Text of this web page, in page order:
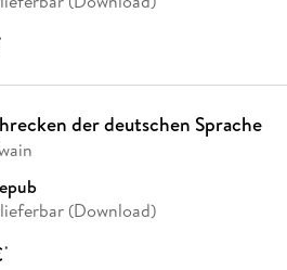
der deutschen Sprache
(Download)
*